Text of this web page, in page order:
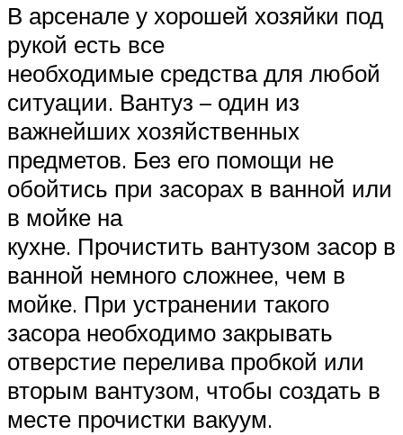
В арсенале у хорошей хозяйки под
рукой есть все
необходимые средства для любой
ситуации. Вантуз – один из
важнейших хозяйственных
предметов. Без его помощи не
обойтись при засорах в ванной или
в мойке на
кухне. Прочистить вантузом засор в
ванной немного сложнее, чем в
мойке. При устранении такого
засора необходимо закрывать
отверстие перелива пробкой или
вторым вантузом, чтобы создать в
месте прочистки вакуум.